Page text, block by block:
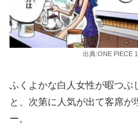
出典:ONE PIECE
ふくよかな白人女性が暇つぶ
と、次第に人気が出て客席が
ー。